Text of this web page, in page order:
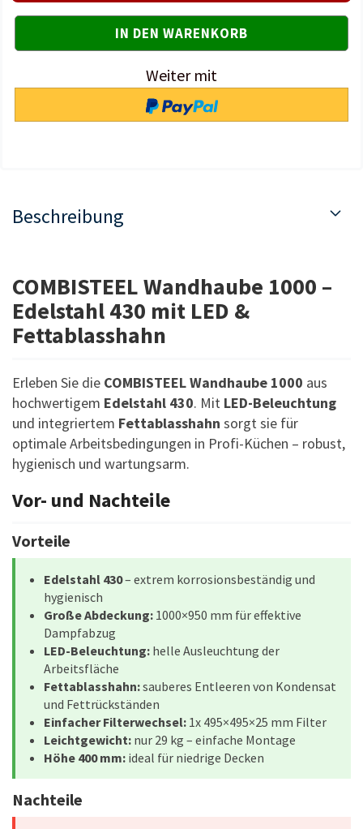
Weiter mit
Beschreibung
COMBISTEEL Wandhaube 1000 –
Edelstahl 430 mit LED &
Fettablasshahn
Erleben Sie die COMBISTEEL Wandhaube 1000 aus
hochwertigem Edelstahl 430. Mit LED-Beleuchtung
und integriertem Fettablasshahn sorgt sie für
optimale Arbeitsbedingungen in Profi-Küchen – robust,
hygienisch und wartungsarm.
Vor- und Nachteile
Vorteile
Edelstahl 430– extrem korrosionsbeständig und
hygienisch
Große Abdeckung: 1000×950 mm für effektive
Dampfabzug
LED-Beleuchtung: helle Ausleuchtung der
Arbeitsfläche
Fettablasshahn:sauberes Entleeren von Kondensat
und Fettrückständen
Einfacher Filterwechsel: 1x 495×495×25 mm Filter
Leichtgewicht: nur 29 kg – einfache Montage
Höhe 400 mm: ideal für niedrige Decken
Nachteile